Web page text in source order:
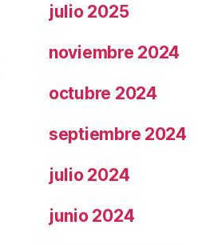
julio 2025
noviembre 2024
octubre 2024
septiembre 2024
julio 2024
junio 2024